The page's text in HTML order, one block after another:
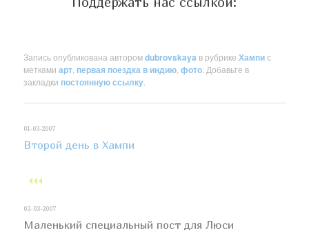
Запись опубликована авторомdubrovskaya в рубрикеХампис
меткамиарт первая поездка в индию ,фото . Добавьте в
закладки постоянную ссылку
01-03-2007
Второй день в Хампи
02-03-2007
Маленький специальный пост для Люси